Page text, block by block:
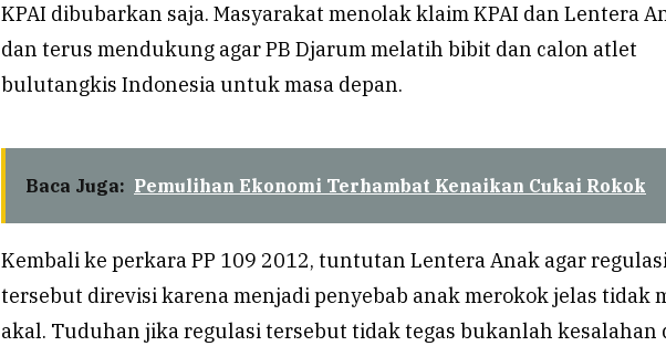
KPAI dibubarkan saja. Masyarakat menolak klaim KPAI dan Lentera
dan terus mendukung agar PB Djarum melatih bibit dan calon atlet
bulutangkis Indonesia untuk masa depan.
Baca Juga: Pemulihan Ekonomi Terhambat Kenaikan Cukai Rokok
Kembali ke perkara PP 109 2012, tuntutan Lentera Anak agar
tersebut direvisi karena menjadi penyebab anak merokok jelas tidak
akal. Tuduhan jika regulasi tersebut tidak tegas bukanlah kesalahan